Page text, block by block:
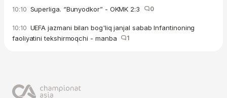
10:10 Superliga. “Bunyodkor” - OKMK 2:3 0
10:10 UEFA jazmani bilan bog'liq janjal sabab Infantinoning
faoliyatini tekshirmoqchi - manba
1